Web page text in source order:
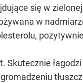
się w
w
Skutecznie